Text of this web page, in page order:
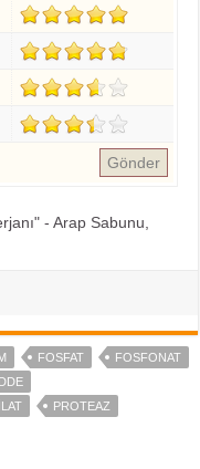
Gönder
- Arap Sabunu
FOSFAT
FOSFONAT
PROTEAZ